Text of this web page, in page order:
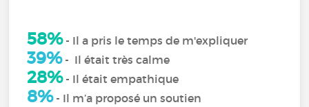
58%- Il a pris le temps de m'expliquer
39%- Il était très calme
28%- Il était empathique
8%- Il m’a proposé un soutien